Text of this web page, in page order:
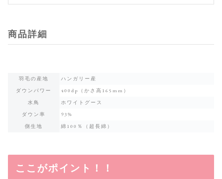
商品詳細
羽毛の産地
ハンガリー産
ダウンパワー
400dp（かさ高165mm）
水鳥
ホワイトグース
ダウン率
93%
側生地
綿100％（超長綿）
ここがポイント！！